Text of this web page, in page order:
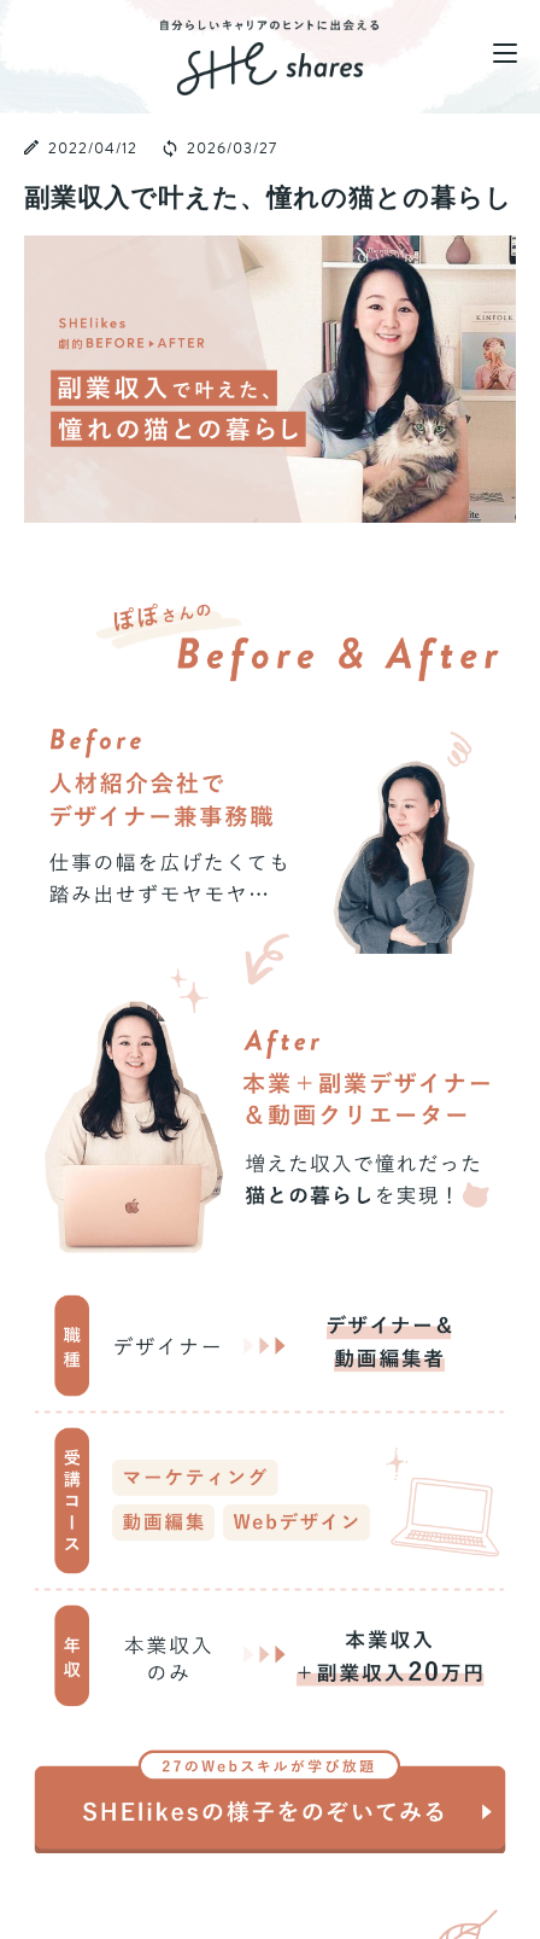
2022/04/12 2026/03/27
副業収入で叶えた、憧れの猫との暮らし